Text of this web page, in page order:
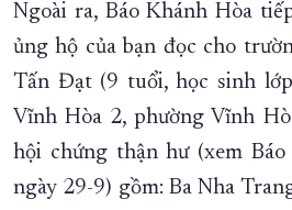
Ngoài ra, Báo Khánh Hòa
ủng hộ của bạn đọc cho
Tấn Đạt (9 tuổi, học sinh
Vĩnh Hòa 2, phường Vĩnh
hội chứng thận hư (xem
ngày 29-9) gồm: Ba Nha